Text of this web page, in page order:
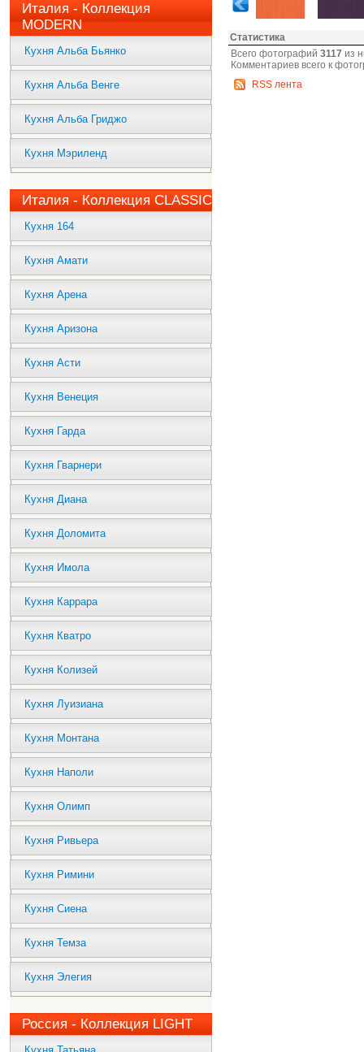
Италия - Коллекция
MODERN
Кухня Альба Бьянко
Кухня Альба Венге
Кухня Альба Гриджо
Кухня Мэриленд
Италия - Коллекция CLASSIC
Кухня 164
Кухня Амати
Кухня Арена
Кухня Аризона
Кухня Асти
Кухня Венеция
Кухня Гарда
Кухня Гварнери
Кухня Диана
Кухня Доломита
Кухня Имола
Кухня Каррара
Кухня Кватро
Кухня Колизей
Кухня Луизиана
Кухня Монтана
Кухня Наполи
Кухня Олимп
Кухня Ривьера
Кухня Римини
Кухня Сиена
Кухня Темза
Кухня Элегия
Россия - Коллекция LIGHT
Статистика
Всего фотографий 3117 из
Комментариев всего к
RSS лента